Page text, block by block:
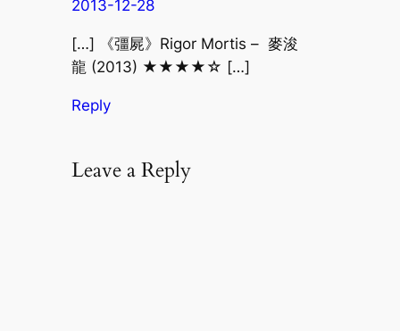
2013-12-28
[…] 《彊屍》Rigor Mortis – 麥浚
龍 (2013) ★★★★☆ […]
Reply
Leave a Reply